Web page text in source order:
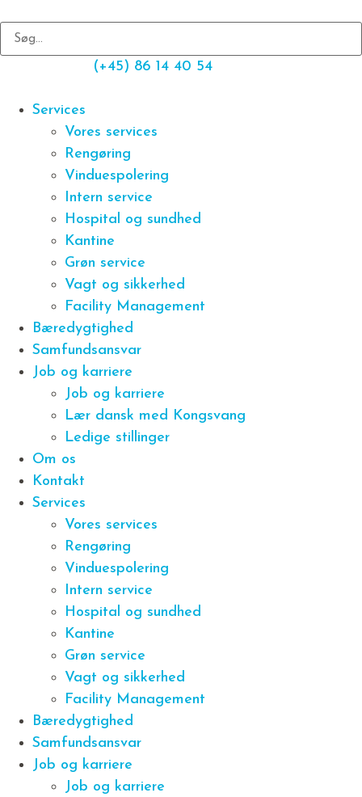
(+45) 86 14 40 54
Services
Vores services
Rengøring
Vinduespolering
Intern service
Hospital og sundhed
Kantine
Grøn service
Vagt og sikkerhed
Facility Management
Bæredygtighed
Samfundsansvar
Job og karriere
Job og karriere
Lær dansk med Kongsvang
Ledige stillinger
Om os
Kontakt
Services
Vores services
Rengøring
Vinduespolering
Intern service
Hospital og sundhed
Kantine
Grøn service
Vagt og sikkerhed
Facility Management
Bæredygtighed
Samfundsansvar
Job og karriere
Job og karriere